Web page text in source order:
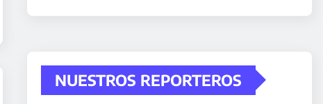
NUESTROS REPORTEROS